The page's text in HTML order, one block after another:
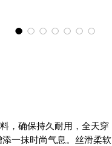
，确保持久耐用，全天穿
一抹时尚气息。丝滑柔软